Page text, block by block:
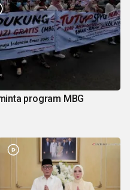
program MBG